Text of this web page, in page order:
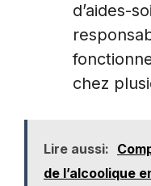
d’aides-
chez
Lire aussi:
de l’alcoolique